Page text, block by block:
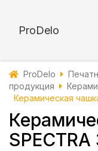
ProDelo
ProDelo
продукция
Керамическая